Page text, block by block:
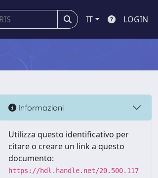
IT LOGIN
Informazioni
Utilizza questo identificativo per
citare o creare un link a questo
documento:
https://hdl.handle.net/20.500.117